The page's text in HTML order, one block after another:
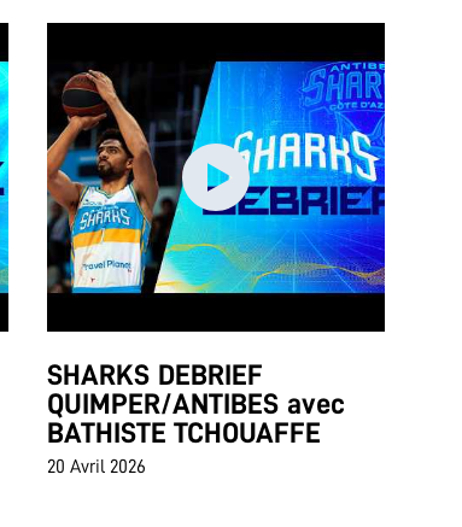
SHARKS DEBRIEF
QUIMPER/ANTIBES avec
BATHISTE TCHOUAFFE
20 Avril 2026